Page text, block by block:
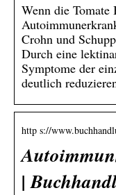
Wenn die Tomate
Crohn und
Durch eine
Symptome der
deutlich
http s://
|